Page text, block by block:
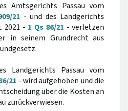
Amtsgerichts Passau vom
21 - und des Landgerichts
2021 - 1 Qs 86/21 - verletzen
in seinem Grundrecht aus
Landgerichts Passau vom
21 - wird aufgehoben und die
über die Kosten an
zurückverwiesen.